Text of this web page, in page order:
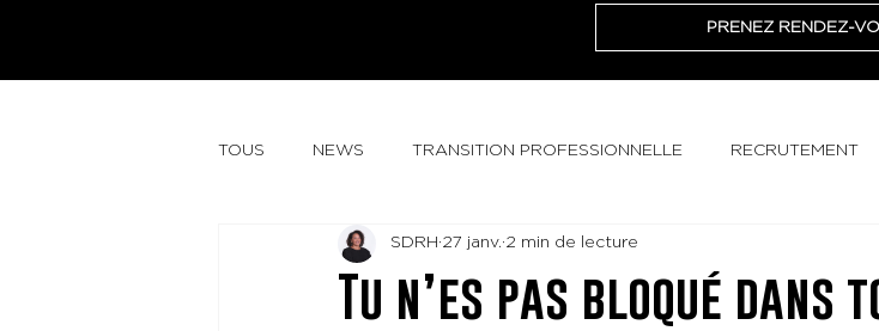
PRENEZ RENDEZ-
TOUS NEWS TRANSITION PROFESSIONNELLE RECRUTEMENT
Tu n’es pas bloqué
SDRH 27 janv. 2 min de lecture